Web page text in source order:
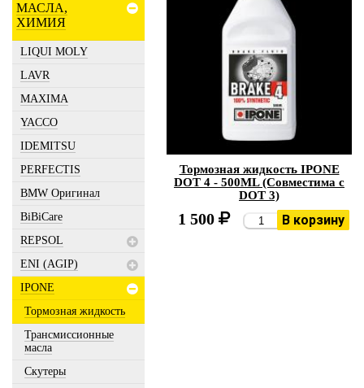
МАСЛА,
ХИМИЯ
LIQUI MOLY
LAVR
MAXIMA
YACCO
IDEMITSU
PERFECTIS
BMW Оригинал
BiBiCare
REPSOL
ENI (AGIP)
IPONE
Тормозная жидкость
Трансмиссионные
масла
Скутеры
Тормозная жидкость IPONE
DOT 4 - 500ML (Совместима с
DOT 3)
1 500 В корзину